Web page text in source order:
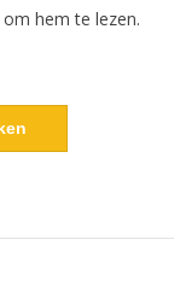
om hem te lezen.